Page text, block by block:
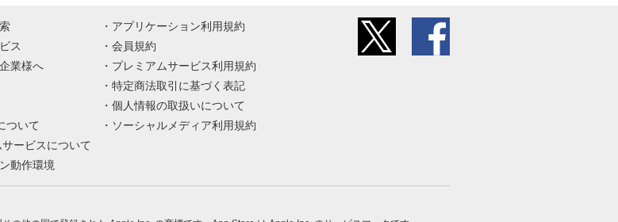
ス
業様へ
ついて
ービスについて
動作環境
アプリケーション利用規約
会員規約
プレミアムサービス利用規約
特定商法取引に基づく表記
個人情報の取扱いについて
ソーシャルメディア利用規約